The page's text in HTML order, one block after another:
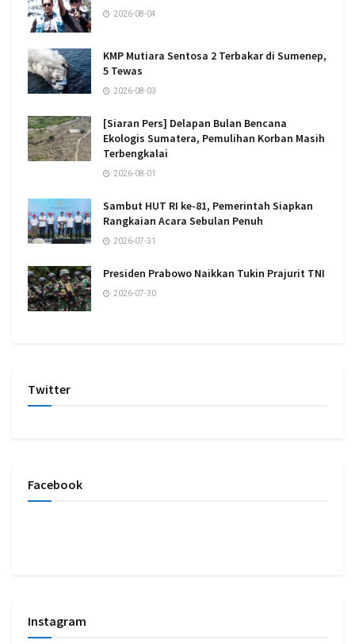
2026-08-04
KMP Mutiara Sentosa 2 Terbakar di Sumenep,
5 Tewas
2026-08-03
[Siaran Pers] Delapan Bulan Bencana
Ekologis Sumatera, Pemulihan Korban Masih
Terbengkalai
2026-08-01
Sambut HUT RI ke-81, Pemerintah Siapkan
Rangkaian Acara Sebulan Penuh
2026-07-31
Presiden Prabowo Naikkan Tukin Prajurit TNI
2026-07-30
Twitter
Facebook
Instagram